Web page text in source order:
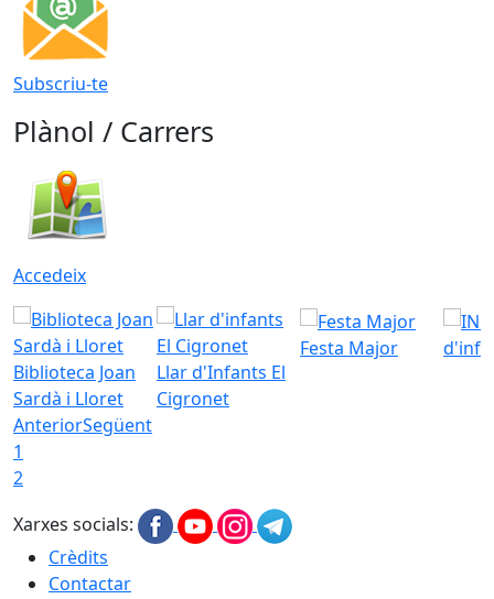
Subscriu-te
Plànol / Carrers
Accedeix
Biblioteca Joan
Sardà i Lloret
Llar d'Infants El
Cigronet
Festa Major
AnteriorSegüent
1
2
Xarxes socials:
Crèdits
Contactar